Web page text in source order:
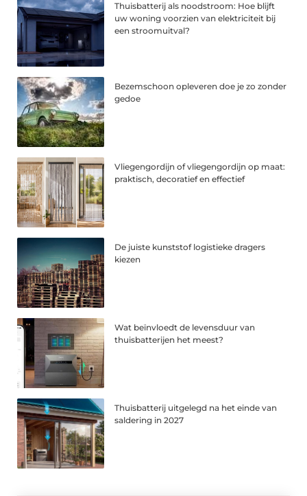
Thuisbatterij als noodstroom: Hoe blijft
uw woning voorzien van elektriciteit bij
een stroomuitval?
Bezemschoon opleveren doe je zo zonder
gedoe
Vliegengordijn of vliegengordijn op maat:
praktisch, decoratief en effectief
De juiste kunststof logistieke dragers
kiezen
Wat beïnvloedt de levensduur van
thuisbatterijen het meest?
Thuisbatterij uitgelegd na het einde van
saldering in 2027